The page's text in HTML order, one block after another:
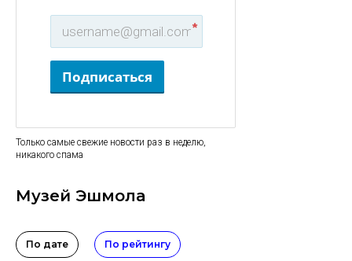
*
Подписаться
Только самые свежие новости раз в неделю,
никакого спама
Музей Эшмола
По дате По рейтингу